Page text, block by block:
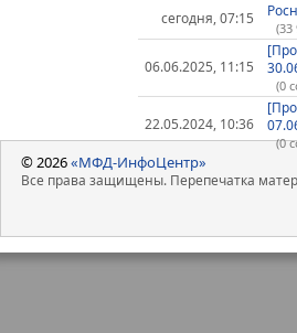
сегодня, 07:15
06.06.2025, 11:15
(0
22.05.2024, 10:36
(0
© 2026«МФД-ИнфоЦентр»
Все права защищены. Перепечатка